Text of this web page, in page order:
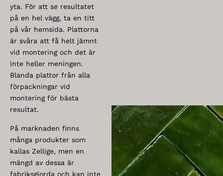
yta. För att se resultatet
på en hel vägg, ta en titt
på vår hemsida. Plattorna
är svåra att få helt jämnt
vid montering och det är
inte heller meningen.
Blanda plattor från alla
förpackningar vid
montering för bästa
resultat.
På marknaden finns
många produkter som
kallas Zellige, men en
mängd av dessa är
fabriksgjorda och kan inte